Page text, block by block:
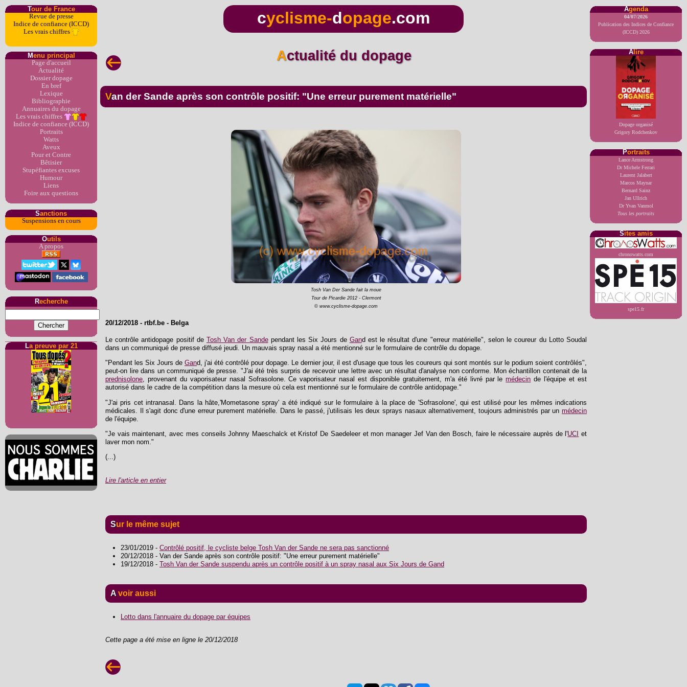
Tour de France
Revue de presse
Indice de confiance (ICCD)
Les vrais chiffres
Menu principal
Page d'accueil
Actualité
Dossier dopage
En bref
Lexique
Bibliographie
Annuaires du dopage
Les vrais chiffres
Indice de confiance (ICCD)
Portraits
Watts
Aveux
Pour et Contre
Bêtisier
Stupéfiantes excuses
Humour
Liens
Foire aux questions
Sanctions
Suspensions en cours
Outils
A propos
Recherche
La preuve par 21
Agenda
04/07/2026
Publication des Indices de Confiance
(ICCD) 2026
Alire
Dopage organisé
Grigory Rodchenkov
Portraits
Lance Armstrong
Dr Michele Ferrari
Laurent Jalabert
Marcos Maynar
Bernard Sainz
Jan Ullrich
Dr Yvan Vanmol
Tous les portraits
Sites amis
chronowatts.com
spe15.fr
cyclisme-dopage.com
Actualité du dopage
Van der Sande après son contrôle positif: "Une erreur purement matérielle"
Tosh Van Der Sande fait la moue
Tour de Picardie 2012 - Clermont
© www.cyclisme-dopage.com
20/12/2018 - rtbf.be - Belga
Le contrôle antidopage positif de Tosh Van der Sandependant les Six Jours de Gand est le résultat d'une "erreur matérielle", selon le coureur du Lotto Soudal
dans un communiqué de presse diffusé jeudi. Un mauvais spray nasal a été mentionné sur le formulaire de contrôle du dopage.
"Pendant les Six Jours de Gand, j'ai été contrôlé pour dopage. Le dernier jour, il est d'usage que tous les coureurs qui sont montés sur le podium soient contrôlés",
peut-on lire dans un communiqué de presse. "J'ai été très surpris de recevoir une lettre avec un résultat d'analyse non conforme. Mon échantillon contenait de la
prednisolone, provenant du vaporisateur nasal Sofrasolone. Ce vaporisateur nasal est disponible gratuitement, m'a été livré par lemédecin de l'équipe et est
autorisé dans le cadre de la compétition dans la mesure où cela est mentionné sur le formulaire de contrôle antidopage."
"J'ai pris cet intranasal. Dans la hâte,'Mometasone spray' a été indiqué sur le formulaire à la place de 'Sofrasolone', qui est utilisé pour les mêmes indications
médicales. Il s'agit donc d'une erreur purement matérielle. Dans le passé, j'utilisais les deux sprays nasaux alternativement, toujours administrés par un médecin
de l'équipe.
"Je vais maintenant, avec mes conseils Johnny Maeschalck et Kristof De Saedeleer et mon manager Jef Van den Bosch, faire le nécessaire auprès de l'UCI et
laver mon nom."
(...)
Lire l'article en entier
Sur le même sujet
23/01/2019 - Contrôlé positif, le cycliste belge Tosh Van der Sande ne sera pas sanctionné
20/12/2018 - Van der Sande après son contrôle positif: "Une erreur purement matérielle"
19/12/2018 - Tosh Van der Sande suspendu après un contrôle positif à un spray nasal aux Six Jours de Gand
A voir aussi
Lotto dans l'annuaire du dopage par équipes
Cette page a été mise en ligne le 20/12/2018